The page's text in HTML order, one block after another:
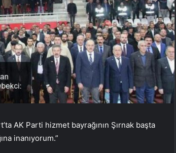
AK Parti hizmet bayrağının Şırnak başta
inanıyorum.”